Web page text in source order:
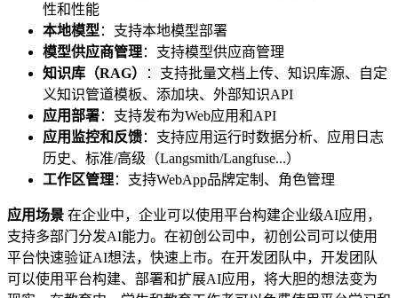
性和性能
本地模型 ：支持本地模型部署
模型供应商管理：支持模型供应商管理
知识库（RAG）
：支持批量文档上传、知识库源、自定
义知识管道模板、添加块、外部知识API
应用部署：支持发布为Web应用和API
应用监控和反馈：支持应用运行时数据分析、应用日志
历史、标准/高级（Langsmith/Langfuse...）
工作区管理：支持WebApp品牌定制、角色管理
应用场景 在企业中，企业可以使用平台构建企业级AI应用，
支持多部门分发AI能力。在初创公司中，初创公司可以使用
平台快速验证AI想法，快速上市。在开发团队中，开发团队
可以使用平台构建、部署和扩展AI应用，将大胆的想法变为